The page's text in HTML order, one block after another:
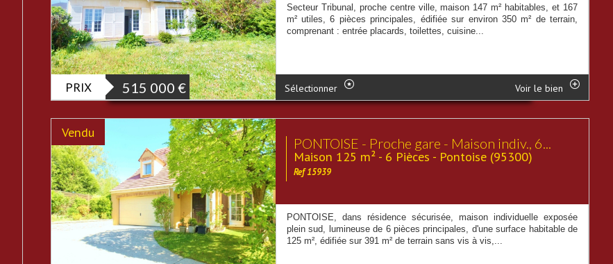
PRIX 515 000 €
Secteur Tribunal, proche centre ville, maison 147 m² habitables, et 167
m² utiles, 6 pièces principales, édifiée sur environ 350 m² de terrain,
comprenant : entrée placards, toilettes, cuisine...
Sélectionner Voir le bien
Vendu
PONTOISE - Proche gare - Maison indiv., 6...
Maison 125 m² - 6 Pièces - Pontoise (95300)
Ref 15939
PONTOISE, dans résidence sécurisée, maison individuelle exposée
plein sud, lumineuse de 6 pièces principales, d'une surface habitable de
125 m², édifiée sur 391 m² de terrain sans vis à vis,...